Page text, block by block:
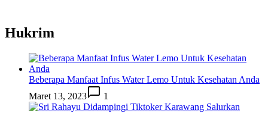
Hukrim
Beberapa Manfaat Infus Water Lemo Untuk Kesehatan Anda
Maret 13, 2023
1